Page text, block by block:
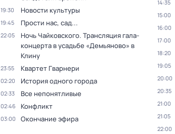
19:30 Новости культуры
19:45 Прости нас, сад...
22:05
Ночь Чайковского. Трансляция гала-
концерта в усадьбе «Демьяново» в
Клину
23:55 Квартет Гварнери
02:20 История одного города
02:33 Все непонятливые
02:46 Конфликт
03:00 Окончание эфира
14:35
15:00
16:00
17:00
18:20
19:05
20:00
20:35
21:00
21:05
22:00